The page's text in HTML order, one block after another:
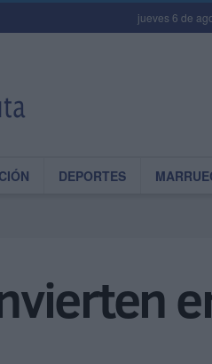
jueves 6 de
DEPORTES